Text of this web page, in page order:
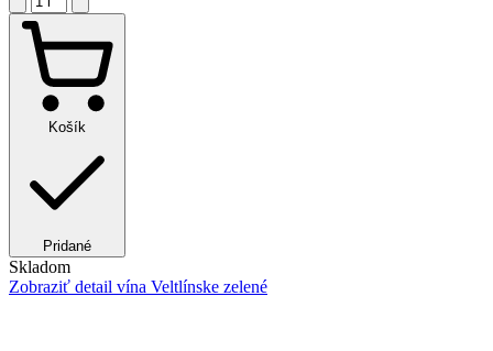
Košík
Pridané
Skladom
Zobraziť detail vína Veltlínske zelené